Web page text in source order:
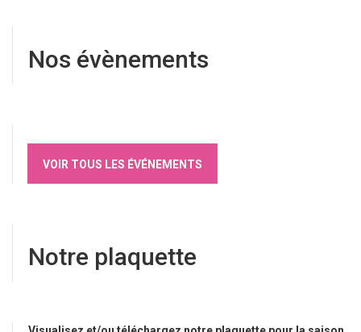
Nos évènements
VOIR TOUS LES ÉVÉNEMENTS
Notre plaquette